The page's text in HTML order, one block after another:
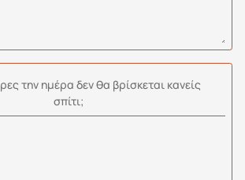
την ημέρα δεν θα βρίσκεται κανείς
σπίτι;